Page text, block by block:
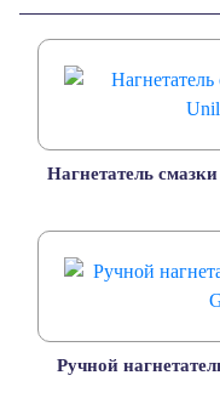
Нагнетатель
Ручной